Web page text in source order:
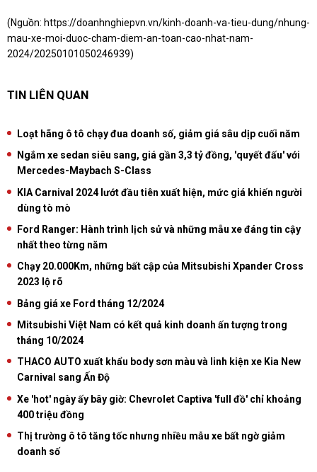
(Nguồn: https://doanhnghiepvn.vn/kinh-doanh-va-tieu-dung/nhung-
mau-xe-moi-duoc-cham-diem-an-toan-cao-nhat-nam-
2024/20250101050246939)
TIN LIÊN QUAN
Loạt hãng ô tô chạy đua doanh số, giảm giá sâu dịp cuối năm
Ngắm xe sedan siêu sang, giá gần 3,3 tỷ đồng, 'quyết đấu' với
Mercedes-Maybach S-Class
KIA Carnival 2024 lướt đầu tiên xuất hiện, mức giá khiến người
dùng tò mò
Ford Ranger: Hành trình lịch sử và những mẫu xe đáng tin cậy
nhất theo từng năm
Chạy 20.000Km, những bất cập của Mitsubishi Xpander Cross
2023 lộ rõ
Bảng giá xe Ford tháng 12/2024
Mitsubishi Việt Nam có kết quả kinh doanh ấn tượng trong
tháng 10/2024
THACO AUTO xuất khẩu body sơn màu và linh kiện xe Kia New
Carnival sang Ấn Độ
Xe 'hot' ngày ấy bây giờ: Chevrolet Captiva 'full đồ' chỉ khoảng
400 triệu đồng
Thị trường ô tô tăng tốc nhưng nhiều mẫu xe bất ngờ giảm
doanh số